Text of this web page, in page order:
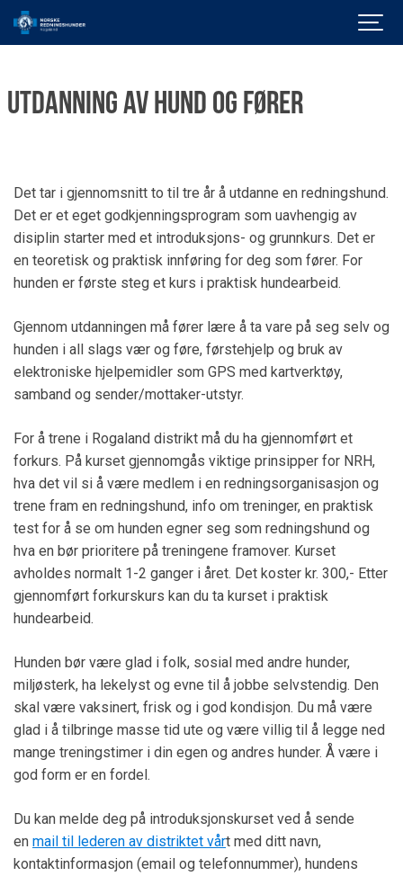
Utdanning av hund og fører
Det tar i gjennomsnitt to til tre år å utdanne en redningshund.
Det er et eget godkjenningsprogram som uavhengig av
disiplin starter med et introduksjons- og grunnkurs. Det er
en teoretisk og praktisk innføring for deg som fører. For
hunden er første steg et kurs i praktisk hundearbeid.
Gjennom utdanningen må fører lære å ta vare på seg selv og
hunden i all slags vær og føre, førstehjelp og bruk av
elektroniske hjelpemidler som GPS med kartverktøy,
samband og sender/mottaker-utstyr.
For å trene i Rogaland distrikt må du ha gjennomført et
forkurs. På kurset gjennomgås viktige prinsipper for NRH,
hva det vil si å være medlem i en redningsorganisasjon og
trene fram en redningshund, info om treninger, en praktisk
test for å se om hunden egner seg som redningshund og
hva en bør prioritere på treningene framover. Kurset
avholdes normalt 1-2 ganger i året. Det koster kr. 300,- Etter
gjennomført forkurskurs kan du ta kurset i praktisk
hundearbeid.
Hunden bør være glad i folk, sosial med andre hunder,
miljøsterk, ha lekelyst og evne til å jobbe selvstendig. Den
skal være vaksinert, frisk og i god kondisjon. Du må være
glad i å tilbringe masse tid ute og være villig til å legge ned
mange treningstimer i din egen og andres hunder. Å være i
god form er en fordel.
Du kan melde deg på introduksjonskurset ved å sende
en mail til lederen av distriktet vårt med ditt navn,
kontaktinformasjon (email og telefonnummer), hundens